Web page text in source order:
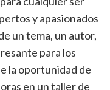
y apasionados
un tema, un autor,
para los
la oportunidad de
en un taller de